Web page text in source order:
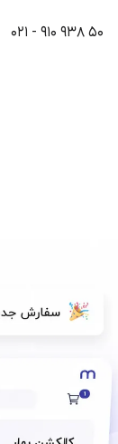
۰۲۱ - ۹۱۰ ۹۳۸ ۵۰